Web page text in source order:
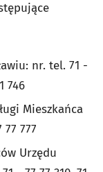
nr. tel. 71 -
746
Mieszkańca
777
Urzędu